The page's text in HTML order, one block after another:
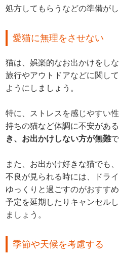
処方してもらうなどの準備が
愛猫に無理をさせない
猫は、娯楽的なお出かけをし
旅行やアウトドアなどに関し
ようにしましょう。
特に、ストレスを感じやすい
持ちの猫など体調に不安がある
き、お出かけしない方が無難
また、お出かけ好きな猫でも
不良が見られる時には、ドラ
ゆっくりと過ごすのがおすすめ
予定を延期したりキャンセル
ましょう。
季節や天候を考慮する